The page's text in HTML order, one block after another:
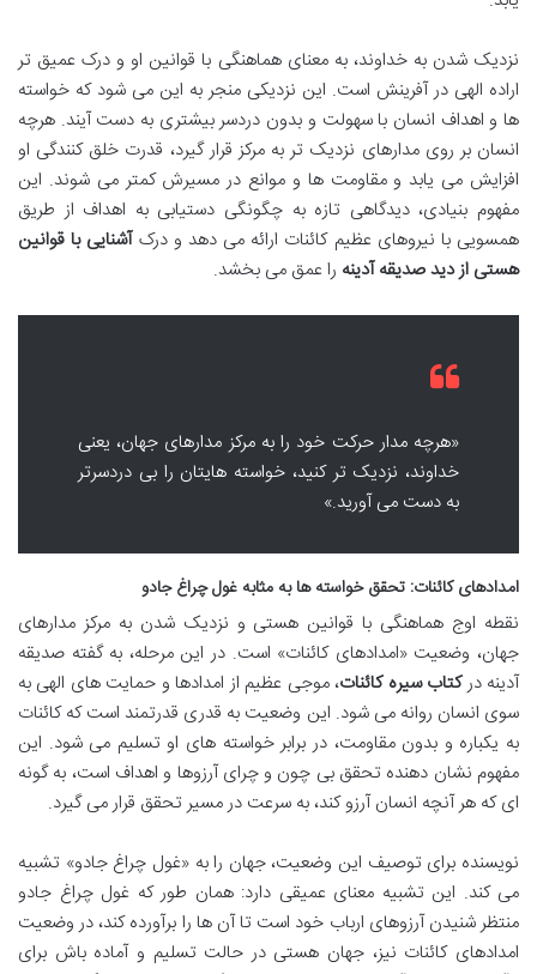
نزدیک شدن به خداوند، به معنای هماهنگی با قوانین او و درک عمیق تر
اراده الهی در آفرینش است. این نزدیکی منجر به این می شود که خواسته
ها و اهداف انسان با سهولت و بدون دردسر بیشتری به دست آیند. هرچه
انسان بر روی مدارهای نزدیک تر به مرکز قرار گیرد، قدرت خلق کنندگی او
افزایش می یابد و مقاومت ها و موانع در مسیرش کمتر می شوند. این
مفهوم بنیادی، دیدگاهی تازه به چگونگی دستیابی به اهداف از طریق
همسویی با نیروهای عظیم کائنات ارائه می دهد و درکآشنایی با قوانین
هستی از دید صدیقه آدینه را عمق می بخشد.
«هرچه مدار حرکت خود را به مرکز مدارهای جهان، یعنی
خداوند، نزدیک تر کنید، خواسته هایتان را بی دردسرتر
به دست می آورید.»
امدادهای کائنات: تحقق خواسته ها به مثابه غول چراغ جادو
نقطه اوج هماهنگی با قوانین هستی و نزدیک شدن به مرکز مدارهای
جهان، وضعیت «امدادهای کائنات» است. در این مرحله، به گفته صدیقه
آدینه درکتاب سیره کائنات، موجی عظیم از امدادها و حمایت های الهی به
سوی انسان روانه می شود. این وضعیت به قدری قدرتمند است که کائنات
به یکباره و بدون مقاومت، در برابر خواسته های او تسلیم می شود. این
مفهوم نشان دهنده تحقق بی چون و چرای آرزوها و اهداف است، به گونه
ای که هر آنچه انسان آرزو کند، به سرعت در مسیر تحقق قرار می گیرد.
نویسنده برای توصیف این وضعیت، جهان را به «غول چراغ جادو» تشبیه
می کند. این تشبیه معنای عمیقی دارد: همان طور که غول چراغ جادو
منتظر شنیدن آرزوهای ارباب خود است تا آن ها را برآورده کند، در وضعیت
امدادهای کائنات نیز، جهان هستی در حالت تسلیم و آماده باش برای